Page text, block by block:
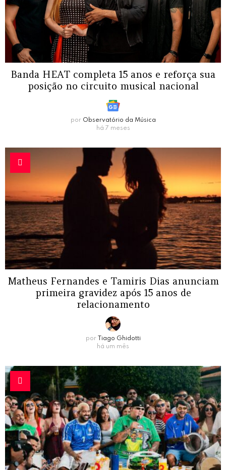
Banda HEAT completa 15 anos e reforça sua
posição no circuito musical nacional
por Observatório da Música
há 7 meses
Matheus Fernandes e Tamiris Dias anunciam
primeira gravidez após 15 anos de
relacionamento
por
Tiago Ghidotti
há um mês